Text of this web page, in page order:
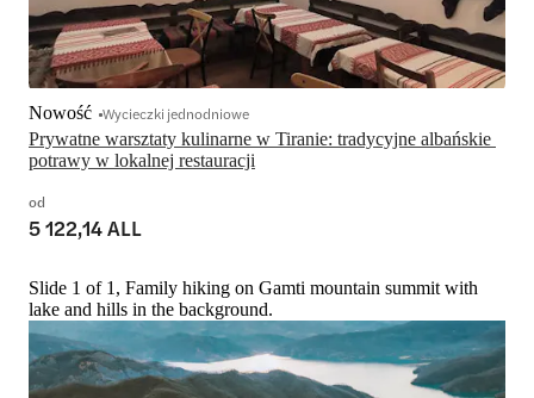
Prywatne warsztaty kulinarne w Tiranie: tradycyjne albańskie
potrawy w lokalnej restauracji
Nowość Wycieczki jednodniowe
od
5 122,14 ALL
Slide 1 of 1, Family hiking on Gamti mountain summit with
lake and hills in the background.